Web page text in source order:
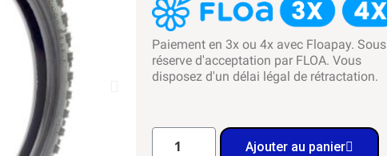
Paiement en 3x ou 4x avec Floapay. Sous
réserve d'acceptation par FLOA. Vous
disposez d'un délai légal de rétractation.
Ajouter au panier